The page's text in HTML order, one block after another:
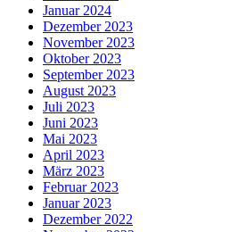
Januar 2024
Dezember 2023
November 2023
Oktober 2023
September 2023
August 2023
Juli 2023
Juni 2023
Mai 2023
April 2023
März 2023
Februar 2023
Januar 2023
Dezember 2022